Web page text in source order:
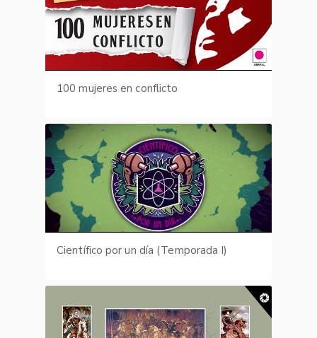
100 mujeres en conflicto
Científico por un día (Temporada I)